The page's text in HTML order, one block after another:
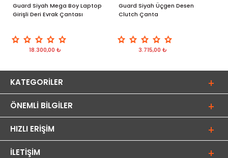
Guard Siyah Mega Boy Laptop
Girişli Deri Evrak Çantası
18.300,00 ₺
Guard Siyah Üçgen Desen
Clutch Çanta
3.715,00 ₺
KATEGORILER
ÖNEMLI BILGILER
HIZLI ERIŞIM
İLETIŞIM